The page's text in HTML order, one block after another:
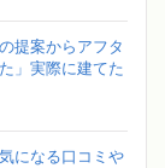
提案からアフタ
」実際に建てた
になる口コミや